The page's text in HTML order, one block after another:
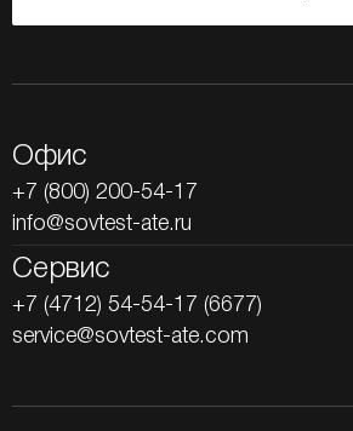
Офис
+7 (800) 200-54-17
info@sovtest-ate.ru
Сервис
+7 (4712) 54-54-17 (6677)
service@sovtest-ate.com